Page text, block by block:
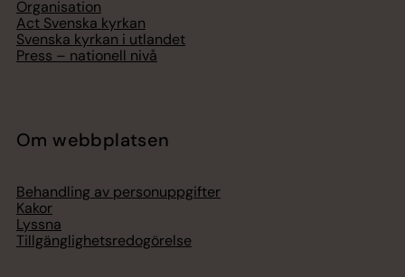
Organisation
Act Svenska kyrkan
Svenska kyrkan i utlandet
Press – nationell nivå
Om webbplatsen
Behandling av personuppgifter
Kakor
Lyssna
Tillgänglighetsredogörelse